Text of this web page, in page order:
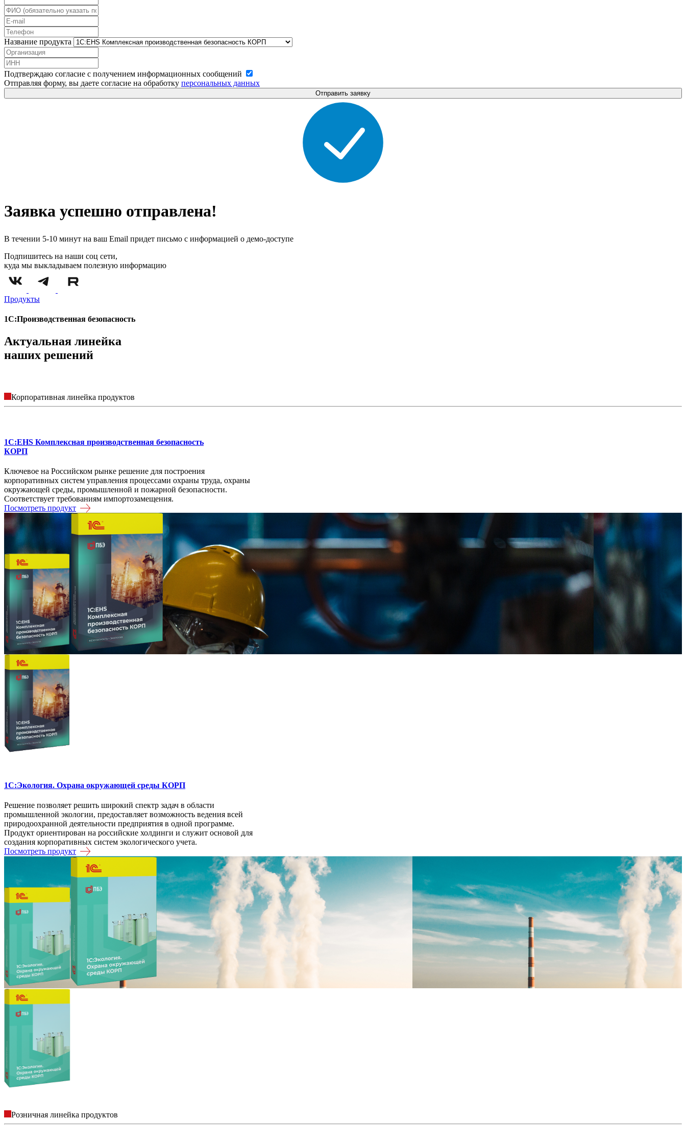
Название продукта
Подтверждаю согласие с получением информационных сообщений
Отправляя форму, вы даете согласие на обработку персональных данных
Отправить заявку
Заявка успешно отправлена!
В течении 5-10 минут на ваш Email придет письмо с информацией о демо-доступе
Подпишитесь на наши соц сети,
куда мы выкладываем полезную информацию
Продукты
1С:Производственная безопасность
Актуальная линейка
наших решений
Корпоративная линейка продуктов
1С:EHS Комплексная производственная безопасность
КОРП
Ключевое на Российском рынке решение для построения
корпоративных систем управления процессами охраны труда, охраны
окружающей среды, промышленной и пожарной безопасности.
Соответствует требованиям импортозамещения.
Посмотреть продукт
1С:Экология. Охрана окружающей среды КОРП
Решение позволяет решить широкий спектр задач в области
промышленной экологии, предоставляет возможность ведения всей
природоохранной деятельности предприятия в одной программе.
Продукт ориентирован на российские холдинги и служит основой для
создания корпоративных систем экологического учета.
Посмотреть продукт
Розничная линейка продуктов